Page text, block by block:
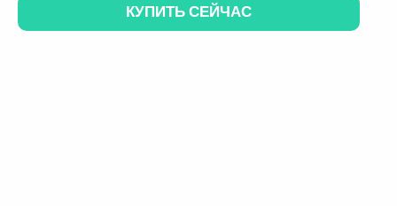
КУПИТЬ СЕЙЧАС